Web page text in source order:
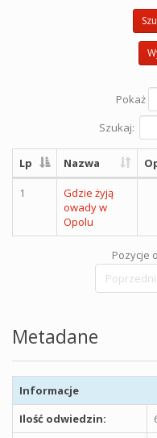
Pokaż
Szukaj:
Lp Nazwa
1
Gdzie żyją
owady w
Opolu
Pozycje
Metadane
Informacje
Ilość odwiedzin: